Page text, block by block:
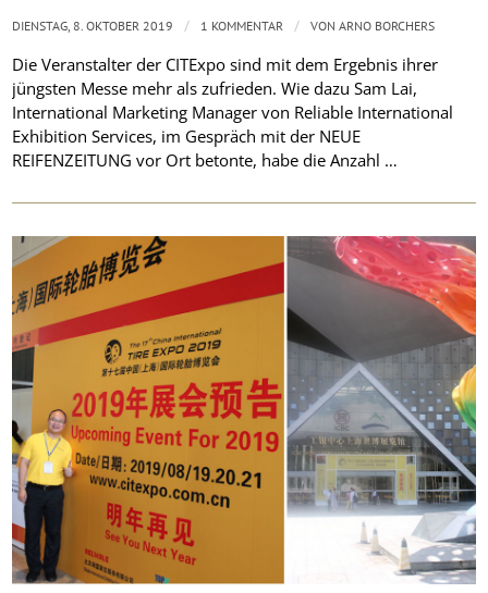
Die Veranstalter der CITExpo sind mit dem Ergebnis ihrer
jüngsten Messe mehr als zufrieden. Wie dazu Sam Lai,
International Marketing Manager von Reliable International
Exhibition Services, im Gespräch mit der NEUE
REIFENZEITUNG vor Ort betonte, habe die Anzahl …
DIENSTAG, 8. OKTOBER 2019 / 1 KOMMENTAR / VONARNO BORCHERS